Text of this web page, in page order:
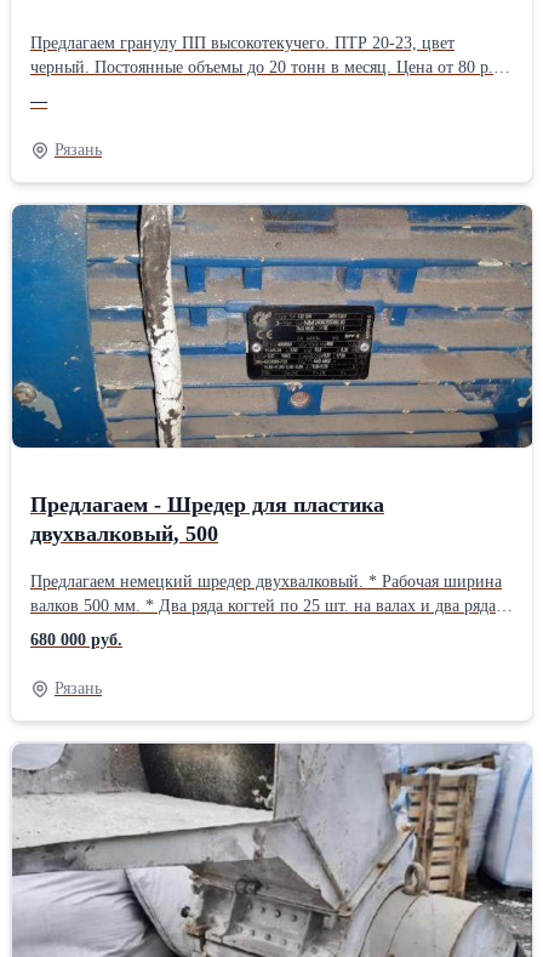
Предлагаем гранулу ПП высокотекучего. ПТР 20-23, цвет
черный. Постоянные объемы до 20 тонн в месяц. Цена от 80 р.
—
Рязань
Предлагаем - Шредер для пластика
двухвалковый, 500
Предлагаем немецкий шредер двухвалковый. * Рабочая ширина
валков 500 мм. * Два ряда когтей по 25 шт. на валах и два ряда
ответных на корпусе. В хорошем состоянии. Оборудование
своевременно обслуживалось. Все узлы и агрегаты заводские, в
том числе шкаф управления. Оборудование подключено и готово
к работе. Возможна продажа с НДС Контакты - ООО Пласт
Сырье Андрей 8-953-749-94-18 8-900-971-06-19
zlyden62@rambler.ru plastsyre62@rambler.ruВид оборудования:
Шредеры
680 000 руб.
Рязань